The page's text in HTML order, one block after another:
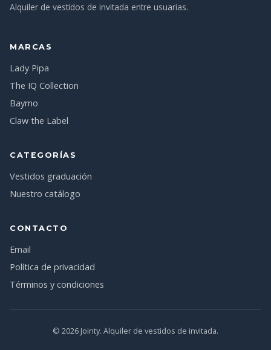
Alquiler de vestidos de invitada entre usuarias.
MARCAS
Lady Pipa
The IQ Collection
Baymo
Claw the Label
CATEGORÍAS
Vestidos graduación
Nuestro catálogo
CONTACTO
Email
Política de privacidad
Términos y condiciones
© 2026 Jointy. Alquiler de vestidos de invitada.